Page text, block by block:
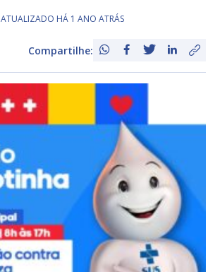
ATUALIZADO HÁ 1 ANO ATRÁS
Compartilhe: